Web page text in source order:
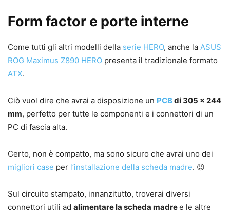
Form factor e porte interne
Come tutti gli altri modelli della serie HERO, anche la ASUS
ROG Maximus Z890 HERO presenta il tradizionale formato
ATX.
Ciò vuol dire che avrai a disposizione un PCBdi 305 x 244
mm, perfetto per tutte le componenti e i connettori di un
PC di fascia alta.
Certo, non è compatto, ma sono sicuro che avrai uno dei
migliori case per l’installazione della scheda madre. 😉
Sul circuito stampato, innanzitutto, troverai diversi
connettori utili ad alimentare la scheda madree le altre